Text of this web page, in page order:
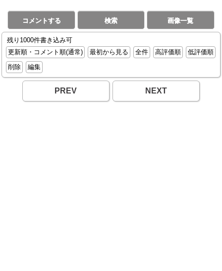
コメントする 検索 画像一覧
残り1000件書き込み可
更新順・コメント順(通常)
最初から見る 全件 高評価順
低評価順
削除
編集
PREV NEXT